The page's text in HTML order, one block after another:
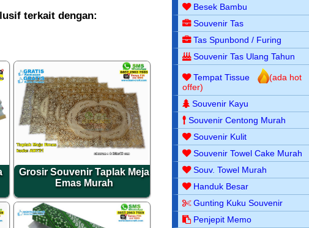
terkait dengan:
Grosir Souvenir Taplak Meja
Emas Murah
Besek Bambu
Souvenir Tas
Tas Spunbond / Furing
Souvenir Tas Ulang Tahun
Tempat Tissue
(ada hot
offer)
Souvenir Kayu
Souvenir Centong Murah
Souvenir Kulit
Souvenir Towel Cake Murah
Souv. Towel Murah
Handuk Besar
Gunting Kuku Souvenir
Penjepit Memo